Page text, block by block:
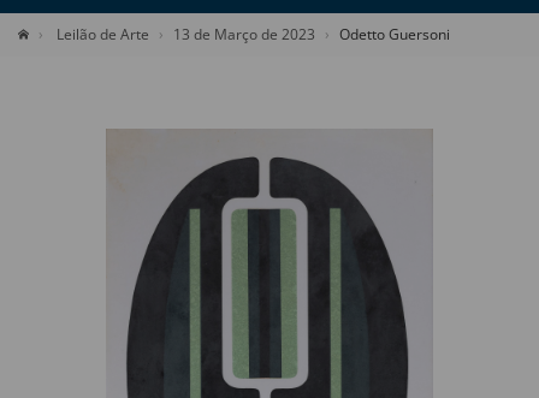
Leilão de Arte 13 de Março de 2023 Odetto Guersoni